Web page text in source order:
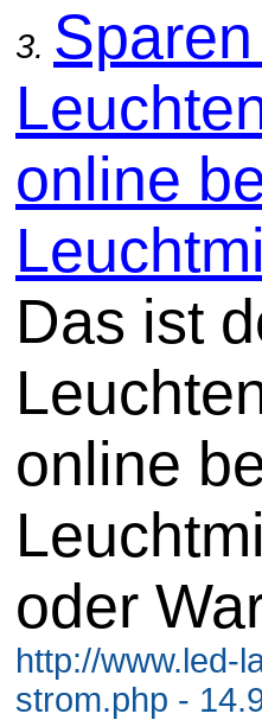
3.
online
Das ist
online
oder
http://www.led-
strom.php -